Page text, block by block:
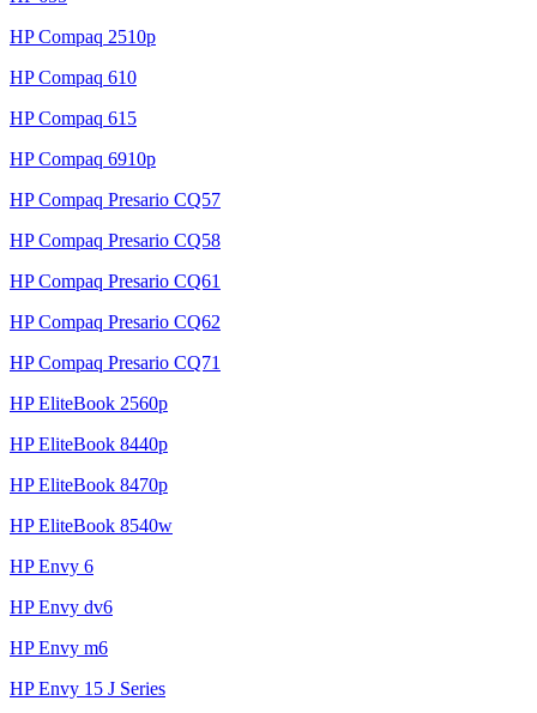
HP Compaq 2510p
HP Compaq 610
HP Compaq 615
HP Compaq 6910p
HP Compaq Presario CQ57
HP Compaq Presario CQ58
HP Compaq Presario CQ61
HP Compaq Presario CQ62
HP Compaq Presario CQ71
HP EliteBook 2560p
HP EliteBook 8440p
HP EliteBook 8470p
HP EliteBook 8540w
HP Envy 6
HP Envy dv6
HP Envy m6
HP Envy 15 J Series